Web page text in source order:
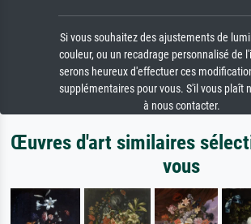
Si vous souhaitez des ajustements de
couleur, ou un recadrage personnalisé de
serons heureux d'effectuer ces
supplémentaires pour vous. S'il vous plaît
à nous contacter.
Œuvres d'art similaires
vous